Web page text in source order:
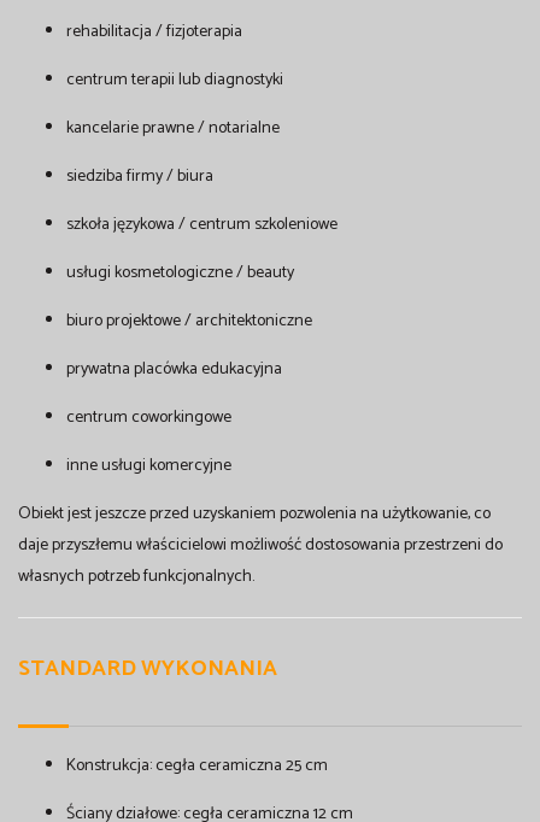
rehabilitacja / fizjoterapia
centrum terapii lub diagnostyki
kancelarie prawne / notarialne
siedziba firmy / biura
szkoła językowa / centrum szkoleniowe
usługi kosmetologiczne / beauty
biuro projektowe / architektoniczne
prywatna placówka edukacyjna
centrum coworkingowe
inne usługi komercyjne
Obiekt jest jeszcze przed uzyskaniem pozwolenia na użytkowanie, co
daje przyszłemu właścicielowi możliwość dostosowania przestrzeni do
własnych potrzeb funkcjonalnych.
STANDARD WYKONANIA
Konstrukcja: cegła ceramiczna 25 cm
Ściany działowe: cegła ceramiczna 12 cm